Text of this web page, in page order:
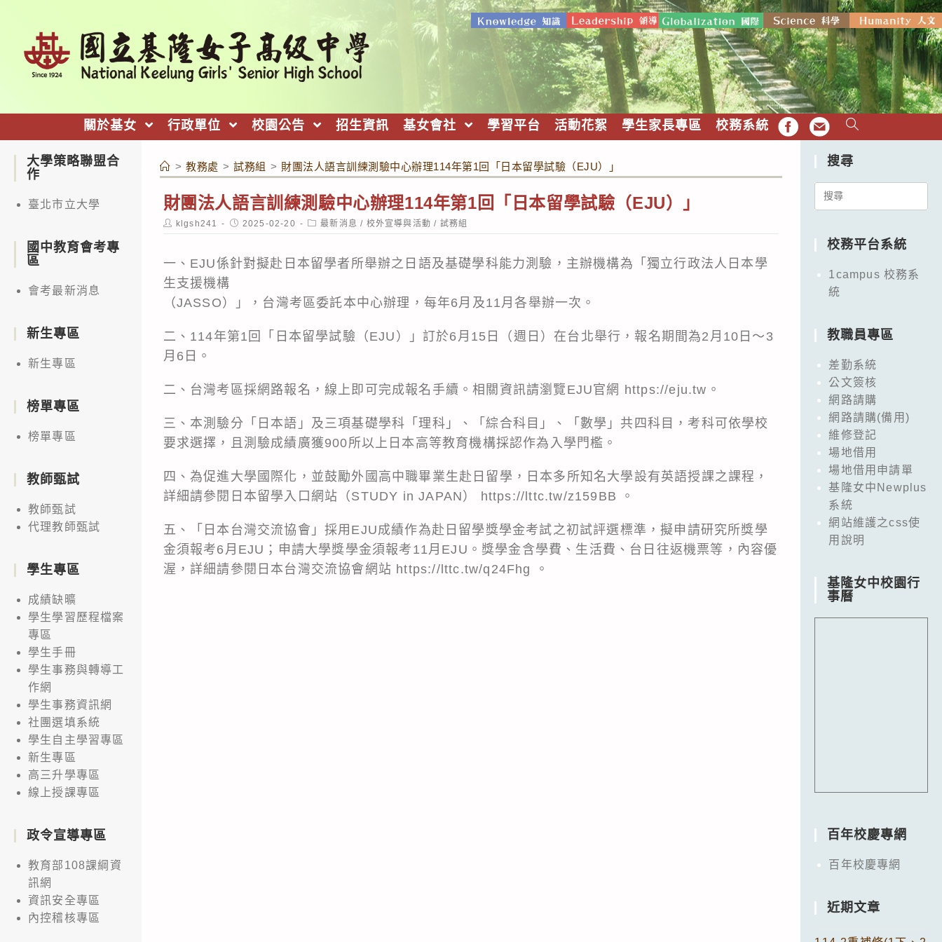
關於基女 行政單位 校園公告 招生資訊 基女會社 學習平台 活動花絮 學生家長專區 校務系統 FB EMAIL
> 教務處 > 試務組 > 財團法人語言訓練測驗中心辦理114年第1回「日本留學試驗（EJU）」
財團法人語言訓練測驗中心辦理114年第1回「日本留學試驗（EJU）」
Post
author:
klgsh241
Post
published:
2025-02-20
Post
category:
最新消息 / 校外宣導與活動 / 試務組
一、EJU係針對擬赴日本留學者所舉辦之日語及基礎學科能力測驗，主辦機構為「獨立行政法人日本學
生支援機構
（JASSO）」，台灣考區委託本中心辦理，每年6月及11月各舉辦一次。
二、114年第1回「日本留學試驗（EJU）」訂於6月15日（週日）在台北舉行，報名期間為2月10日～3
月6日。
二、台灣考區採網路報名，線上即可完成報名手續。相關資訊請瀏覽EJU官網 https://eju.tw 。
三、本測驗分「日本語」及三項基礎學科「理科」、「綜合科目」、「數學」共四科目，考科可依學校
要求選擇，且測驗成績廣獲900所以上日本高等教育機構採認作為入學門檻。
四、為促進大學國際化，並鼓勵外國高中職畢業生赴日留學，日本多所知名大學設有英語授課之課程，
詳細請參閱日本留學入口網站（STUDY in JAPAN） https://lttc.tw/z159BB 。
五、「日本台灣交流協會」採用EJU成績作為赴日留學獎學金考試之初試評選標準，擬申請研究所獎學
金須報考6月EJU；申請大學獎學金須報考11月EJU。獎學金含學費、生活費、台日往返機票等，內容優
渥，詳細請參閱日本台灣交流協會網站 https://lttc.tw/q24Fhg 。
大學策略聯盟合
作
臺北市立大學
國中教育會考專
區
會考最新消息
新生專區
新生專區
榜單專區
榜單專區
教師甄試
教師甄試
代理教師甄試
學生專區
成績缺曠
學生學習歷程檔案
專區
學生手冊
學生事務與轉導工
作網
學生事務資訊網
社團選填系統
學生自主學習專區
新生專區
高三升學專區
線上授課專區
政令宣導專區
教育部108課綱資
訊網
資訊安全專區
內控稽核專區
搜尋
Search
校務平台系統
1campus 校務系
統
教職員專區
差勤系統
公文簽核
網路請購
網路請購(備用)
維修登記
場地借用
場地借用申請單
基隆女中Newplus
系統
網站維護之css使
用說明
基隆女中校園行
事曆
百年校慶專網
百年校慶專網
近期文章